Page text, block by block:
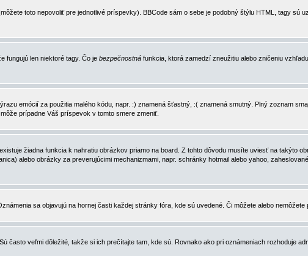
toto nepovoliť pre jednotlivé príspevky). BBCode sám o sebe je podobný štýlu HTML, tagy
fungujú len niektoré tagy. Čo je bezpečnostná funkcia, ktorá zamedzí zneužitiu alebo zničeniu
emócií za použitia malého kódu, napr. :) znamená šťastný, :( znamená smutný. Plný zoznam
prípadne Váš príspevok v tomto smere zmeniť.
žiadna funkcia k nahratiu obrázkov priamo na board. Z tohto dôvodu musíte uviesť na takýto
alebo obrázky za preverujúcimi mechanizmami, napr. schránky hotmail alebo yahoo,
sa objavujú na hornej časti každej stránky fóra, kde sú uvedené. Či môžete alebo
často veľmi dôležité, takže si ich prečítajte tam, kde sú. Rovnako ako pri oznámeniach rozhoduje